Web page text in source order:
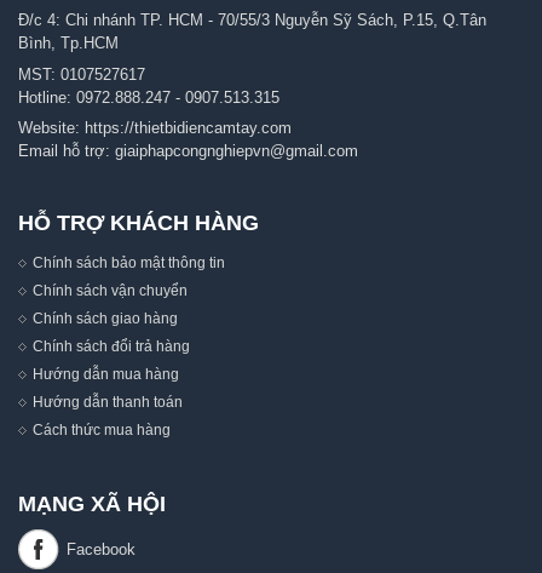
Đ/c 4: Chi nhánh TP. HCM - 70/55/3 Nguyễn Sỹ Sách, P.15, Q.Tân
Bình, Tp.HCM
MST: 0107527617
Hotline: 0972.888.247 - 0907.513.315
Website: https://thietbidiencamtay.com
Email hỗ trợ: giaiphapcongnghiepvn@gmail.com
HỖ TRỢ KHÁCH HÀNG
Chính sách bảo mật thông tin
Chính sách vận chuyển
Chính sách giao hàng
Chính sách đổi trả hàng
Hướng dẫn mua hàng
Hướng dẫn thanh toán
Cách thức mua hàng
MẠNG XÃ HỘI